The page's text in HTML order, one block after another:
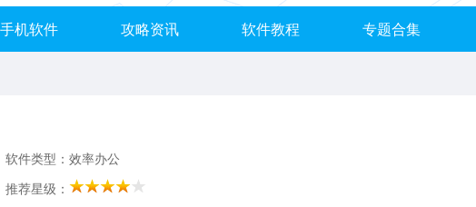
手机软件 攻略资讯 软件教程 专题合集
软件类型：效率办公
推荐星级：